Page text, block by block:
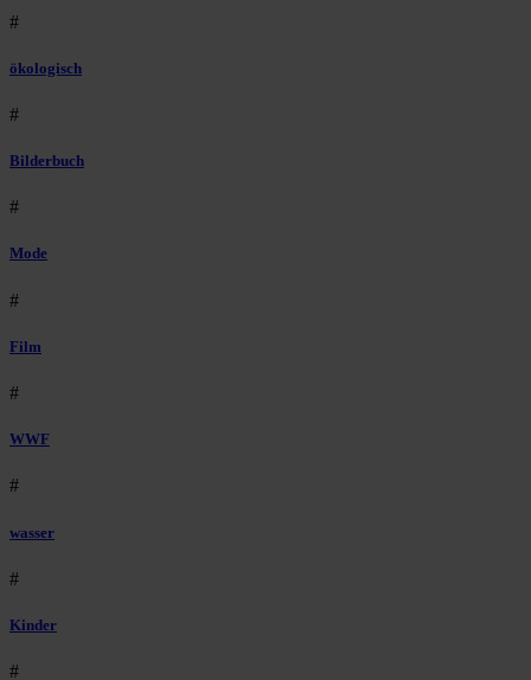
#
ökologisch
#
Bilderbuch
#
Mode
#
Film
#
WWF
#
wasser
#
Kinder
#